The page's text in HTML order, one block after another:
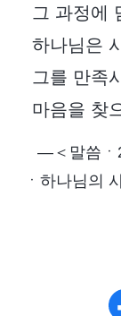
그 과정에
하나님은
그를 만족
마음을 찾
―＜말씀ㆍ
ㆍ하나님의